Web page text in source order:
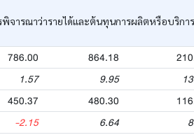
ารณาว่ารายได้และต้นทุนการผลิตหรือบริกา
786.00 864.18
1.57 9.95
450.37 480.30
-2.15 6.64